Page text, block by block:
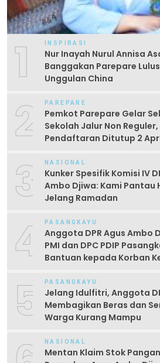
1 INSPIRASI
Nur Inayah Nurul Annisa
Banggakan Parepare
Unggulan China
2 PAREPARE
Pemkot Parepare Gelar
Sekolah Jalur Non Reguler,
Pendaftaran Ditutup 2
3 NASIONAL
Kunker Spesifik Komisi IV
Ambo Djiwa: Kami Pantau
Jelang Ramadan
4 PASANGKAYU
Anggota DPR Agus Ambo
PMI dan DPC PDIP
Bantuan kepada Korban
5 PASANGKAYU
Jelang Idulfitri, Anggota
Membagikan Beras dan
Warga Kurang Mampu
NASIONAL
Mentan Klaim Stok